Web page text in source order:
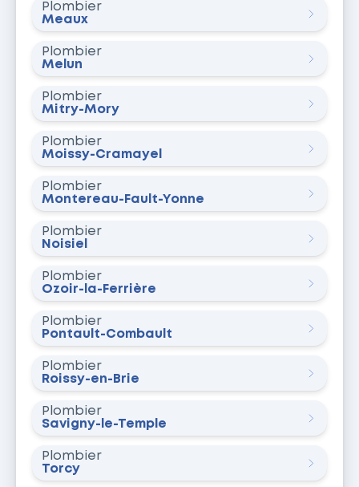
Plombier
Meaux
Plombier
Melun
Plombier
Mitry-Mory
Plombier
Moissy-Cramayel
Plombier
Montereau-Fault-Yonne
Plombier
Noisiel
Plombier
Ozoir-la-Ferrière
Plombier
Pontault-Combault
Plombier
Roissy-en-Brie
Plombier
Savigny-le-Temple
Plombier
Torcy